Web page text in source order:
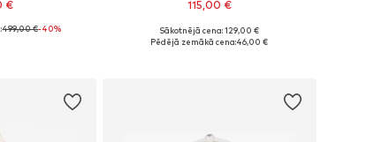
€
One Size
499,00 €-40%
115,00 €
Pieejamie izmēri: One Size
Sākotnējā cena: 129,00 €
Pēdējā zemākā cena:46,00 €